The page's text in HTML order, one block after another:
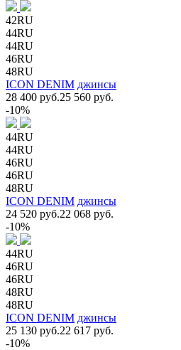
42RU
44RU
44RU
46RU
48RU
ICON DENIM джинсы
28 400 руб.25 560 руб.
-10%
44RU
44RU
46RU
46RU
48RU
ICON DENIM джинсы
24 520 руб.22 068 руб.
-10%
44RU
46RU
46RU
48RU
48RU
ICON DENIM джинсы
25 130 руб.22 617 руб.
-10%